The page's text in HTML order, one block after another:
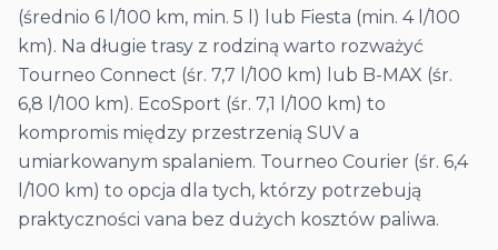
(średnio 6 l/100 km, min. 5 l) lub Fiesta (min. 4 l/100
km). Na długie trasy z rodziną warto rozważyć
Tourneo Connect (śr. 7,7 l/100 km) lub B-MAX (śr.
6,8 l/100 km). EcoSport (śr. 7,1 l/100 km) to
kompromis między przestrzenią SUV a
umiarkowanym spalaniem. Tourneo Courier (śr. 6,4
l/100 km) to opcja dla tych, którzy potrzebują
praktyczności vana bez dużych kosztów paliwa.